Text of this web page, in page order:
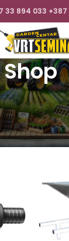
33 894 033
Shop